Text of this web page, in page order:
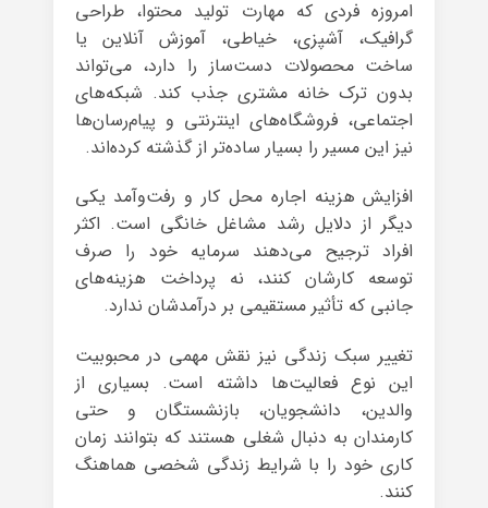
امروزه فردی که مهارت تولید محتوا، طراحی
گرافیک، آشپزی، خیاطی، آموزش آنلاین یا
ساخت محصولات دست‌ساز را دارد، می‌تواند
بدون ترک خانه مشتری جذب کند. شبکه‌های
اجتماعی، فروشگاه‌های اینترنتی و پیام‌رسان‌ها
نیز این مسیر را بسیار ساده‌تر از گذشته کرده‌اند.
افزایش هزینه اجاره محل کار و رفت‌وآمد یکی
دیگر از دلایل رشد مشاغل خانگی است. اکثر
افراد ترجیح می‌دهند سرمایه خود را صرف
توسعه کارشان کنند، نه پرداخت هزینه‌های
جانبی که تأثیر مستقیمی بر درآمدشان ندارد.
تغییر سبک زندگی نیز نقش مهمی در محبوبیت
این نوع فعالیت‌ها داشته است. بسیاری از
والدین، دانشجویان، بازنشستگان و حتی
کارمندان به دنبال شغلی هستند که بتوانند زمان
کاری خود را با شرایط زندگی شخصی هماهنگ
کنند.